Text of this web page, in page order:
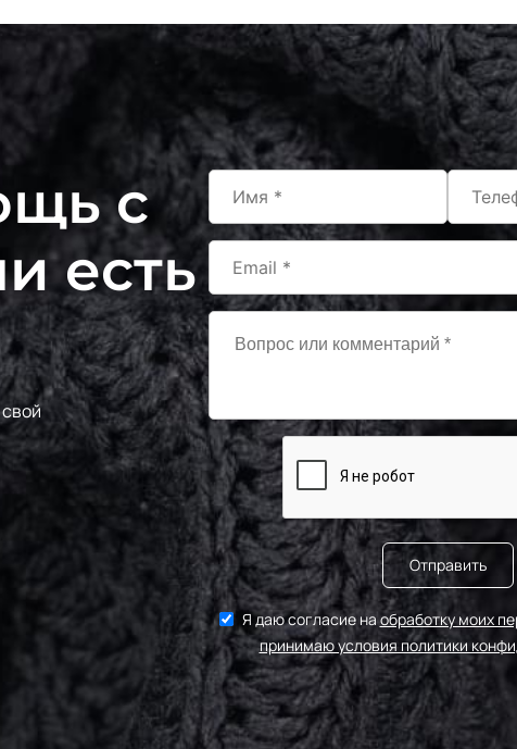
с
есть
Отправить
Я даю согласие наобработку моих
принимаю условия политики